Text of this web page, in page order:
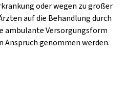
oder wegen zu großer
auf die Behandlung durch
ambulante Versorgungsform
Anspruch genommen werden.